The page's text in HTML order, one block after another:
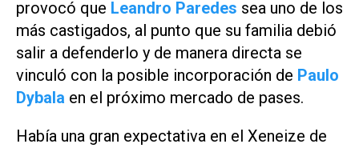
provocó que Leandro Paredes sea uno de los
más castigados, al punto que su familia debió
salir a defenderlo y de manera directa se
vinculó con la posible incorporación de Paulo
Dybala en el próximo mercado de pases.
Había una gran expectativa en el Xeneize de